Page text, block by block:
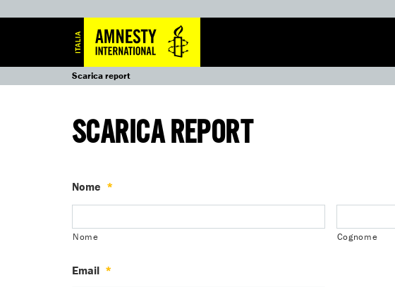
Scarica report
SCARICA REPORT
Nome *
Nome Cognome
Email *